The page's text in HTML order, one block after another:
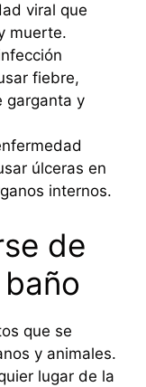
viral que
muerte.
fiebre,
garganta y
úlceras en
internos.
de
que se
y animales.
lugar de la